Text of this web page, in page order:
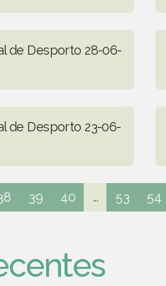
de Desporto 28-06-
de Desporto 23-06-
39 40 ... 53 54